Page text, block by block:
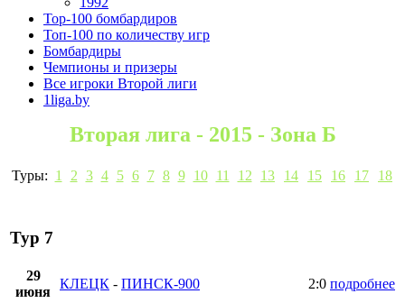
Top-100 бомбардиров
Топ-100 по количеству игр
Бомбардиры
Чемпионы и призеры
Все игроки Второй лиги
1liga.by
Вторая лига - 2015 - Зона Б
Туры: 1 2 3 4 5 6 7 8 9 10 11 12 13 14 15 16 17 18
Тур 7
29
июня
КЛЕЦК - ПИНСК-900 2:0 подробнее